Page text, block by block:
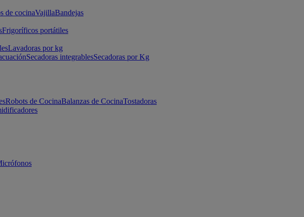
de cocinaVajillaBandejas
Frigoríficos portátiles
Lavadoras por kg
Secadoras integrablesSecadoras por Kg
Robots de CocinaBalanzas de CocinaTostadoras